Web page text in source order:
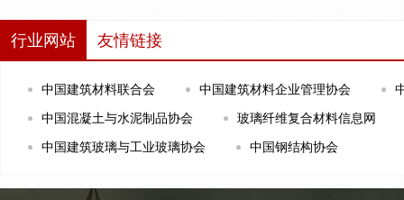
行业网站 友情链接
中国建筑材料联合会 中国建筑材料企业管理协会
中国混凝土与水泥制品协会
玻璃纤维复合材料信息网
中国建筑玻璃与工业玻璃协会
中国钢结构协会